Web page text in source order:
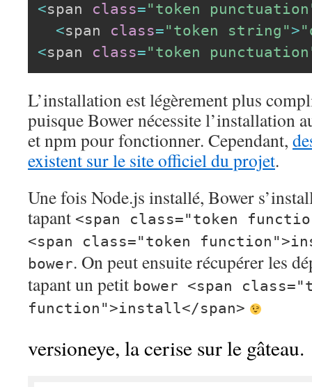
<span class="token
<span class="token string">
<span class="token
L’installation est légèrement plus
puisque Bower nécessite l’installation
et npm pour fonctionner. Cependant,
existent sur le site officiel du projet.
Une fois Node.js installé, Bower
tapant <span class="token
<span class="token
bower. On peut ensuite récupérer les
tapant un petit bower <span
function">install</span>
versioneye, la cerise sur le gâteau.